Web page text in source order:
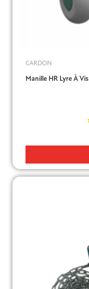
CARDON
Manille HR Lyre À Vis